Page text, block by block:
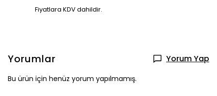
Fiyatlara KDV dahildir.
Yorumlar Yorum Yap
Bu ürün için henüz yorum yapılmamış.